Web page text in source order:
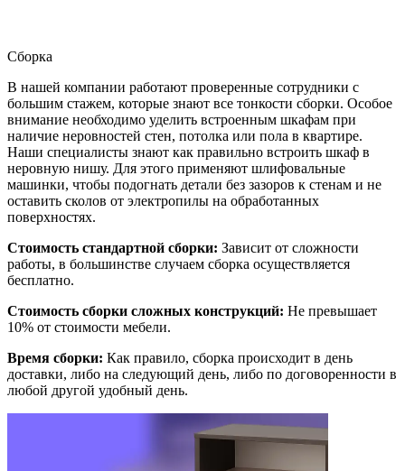
Сборка
В нашей компании работают проверенные сотрудники с
большим стажем, которые знают все тонкости сборки. Особое
внимание необходимо уделить встроенным шкафам при
наличие неровностей стен, потолка или пола в квартире.
Наши специалисты знают как правильно встроить шкаф в
неровную нишу. Для этого применяют шлифовальные
машинки, чтобы подогнать детали без зазоров к стенам и не
оставить сколов от электропилы на обработанных
поверхностях.
Стоимость стандартной сборки: Зависит от сложности
работы, в большинстве случаем сборка осуществляется
бесплатно.
Стоимость сборки сложных конструкций: Не превышает
10% от стоимости мебели.
Время сборки: Как правило, сборка происходит в день
доставки, либо на следующий день, либо по договоренности в
любой другой удобный день.